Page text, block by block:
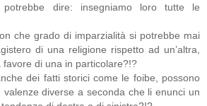
dire: insegniamo loro tutte le
che grado di imparzialità si potrebbe mai
di una religione rispetto ad un’altra,
favore di una in particolare?!?
dei fatti storici come le foibe, possono
valenze diverse a seconda che li enunci un